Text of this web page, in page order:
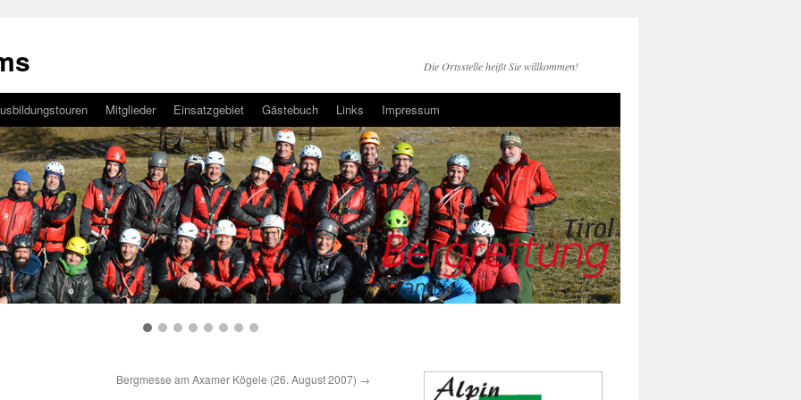
Die Ortsstelle heißt Sie willkommen!
Mitglieder Einsatzgebiet Gästebuch Links Impressum
Bergmesse am Axamer Kögele (26. August 2007) →